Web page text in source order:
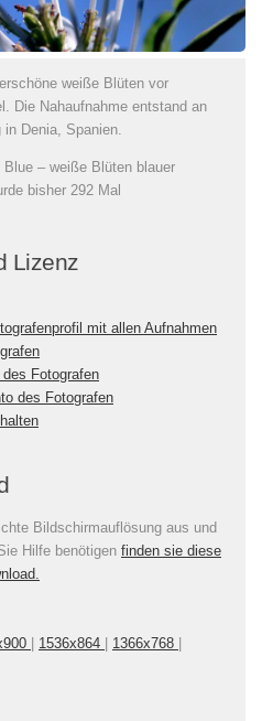
weiße Blüten vor
Die Nahaufnahme entstand an
Denia, Spanien.
– weiße Blüten blauer
bisher 292 Mal
Lizenz
mit allen Aufnahmen
Fotografen
des Fotografen
Bildschirmauflösung aus und
Hilfe benötigen finden sie diese
| 1536x864 | 1366x768 |